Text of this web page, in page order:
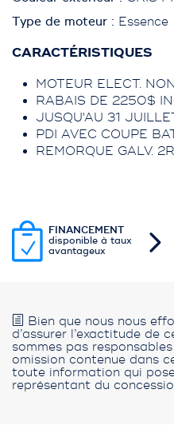
Type de moteur : Essence
CARACTÉRISTIQUES
MOTEUR ELECT.
RABAIS DE 2250$
JUSQU'AU 31
PDI AVEC COUPE
REMORQUE GALV.
FINANCEMENT
disponible à taux
avantageux
Bien que nous nous
d’assurer l’exactitude de
sommes pas
omission contenue dans
toute information qui
représentant du